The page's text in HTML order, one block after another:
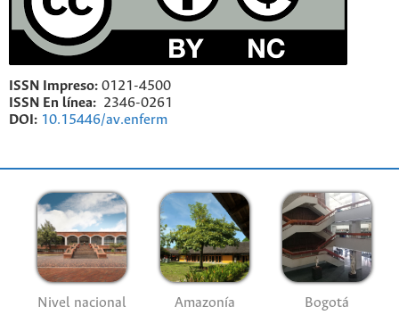
ISSN Impreso: 0121-4500
ISSN En línea: 2346-0261
DOI: 10.15446/av.enferm
Nivel nacional Amazonía Bogotá